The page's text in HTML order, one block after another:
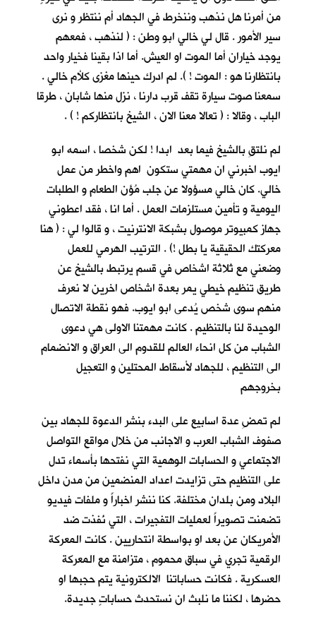
من أمرنا هل نذهب وننخرط في الجهاد أم ننتظر و نرى
سير الأمور . قال لي خالي ابو وطن : ( لنذهب ، فمعهم
يوجد خياران أما الموت او العيش. أما اذا بقينا فخيار واحد
بانتظارنا هو : الموت ! ). لم ادرك حينها مغزى كلأم خالي .
سمعنا صوت سيارة تقف قرب دارنا ، نزل منها شابان ، طرقا
الباب ، وقالا : ( تعالا معنا الان ، الشيخ بانتظاركم ! ) .
لم نلتقِ بالشيخ فيما بعد ابدا ! لكن شخصا ، اسمه ابو
ايوب اخبرني ان مهمتي ستكون اهم واخطر من عمل
خالي. كان خالي مسؤولا عن جلب مُؤن الطعام و الطلبات
اليومية و تأمين مستلزمات العمل . أما انا ، فقد اعطوني
جهاز كمبيوتر موصول بشبكة الانترنيت ، و قالوا لي : ( هنا
معركتك الحقيقية يا بطل !) . الترتيب الهرمي للعمل
وضعني مع ثلاثة اشخاص في قسم يرتبط بالشيخ عن
طريق تنظيم خيطي يمر بعدة اشخاص اخرين لا نعرف
منهم سوى شخص يُدعى ابو ايوب. فهو نقطة الاتصال
الوحيدة لنا بالتنظيم . كانت مهمتنا الاولى هي دعوى
الشباب من كل انحاء العالم للقدوم الى العراق و الانضمام
الى التنظيم ، للجهاد لأسقاط المحتلين و التعجيل
بخروجهم
لم تمضِ عدة اسابيع على البدء بنشر الدعوة للجهاد بين
صفوف الشباب العرب و الاجانب من خلال مواقع التواصل
الاجتماعي و الحسابات الوهمية التي نفتحها بأسماء تدل
على التنظيم حتى تزايدت اعداد المنضمين من مدن داخل
البلاد ومن بلدان مختلفة. كنا ننشر اخباراً و ملفات فيديو
تضمنت تصويراً لعمليات التفجيرات ، التي نُفذت ضد
الأمريكان عن بعد او بواسطة انتحاريين . كانت المعركة
الرقمية تجري في سباق محموم ، متزامنة مع المعركة
العسكرية . فكانت حساباتنا الالكترونية يتم حجبها او
حضرها ، لكننا ما نلبث ان نستحدث حساباتٍ جديدة.